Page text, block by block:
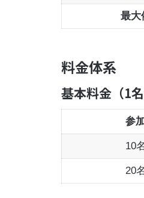
最大
料金体系
基本料金（1
参
10
20